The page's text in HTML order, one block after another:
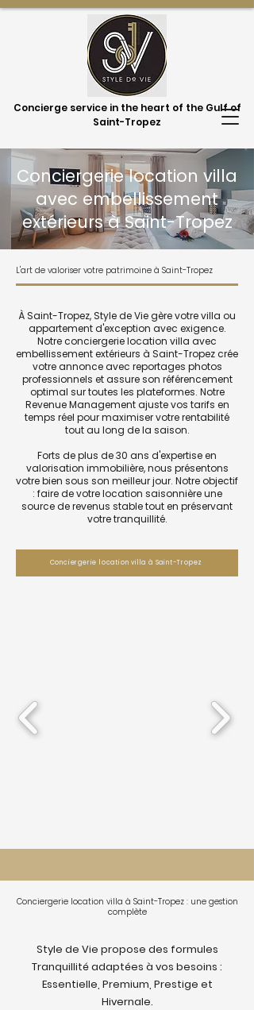
Concierge service in the heart of the Gulf of
Saint-Tropez
Conciergerie location villa
avec embellissement
extérieurs à Saint-Tropez
L'art de valoriser votre patrimoine à Saint-Tropez
À Saint-Tropez, Style de Vie gère votre villa ou
appartement d'exception avec exigence.
Notre conciergerie location villa avec
embellissement extérieurs à Saint-Tropez crée
votre annonce avec reportages photos
professionnels et assure son référencement
optimal sur toutes les plateformes. Notre
Revenue Management ajuste vos tarifs en
temps réel pour maximiser votre rentabilité
tout au long de la saison.
Forts de plus de 30 ans d'expertise en
valorisation immobilière, nous présentons
votre bien sous son meilleur jour. Notre objectif
: faire de votre location saisonnière une
source de revenus stable tout en préservant
votre tranquillité.
Conciergerie location villa à Saint-Tropez
Conciergerie location villa à Saint-Tropez : une gestion
complète
Style de Vie propose des formules
Tranquillité adaptées à vos besoins :
Essentielle, Premium, Prestige et
Hivernale.